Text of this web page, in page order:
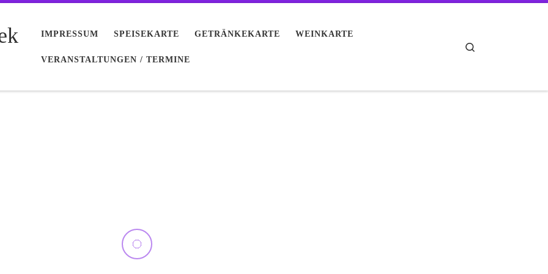
IMPRESSUM SPEISEKARTE GETRÄNKEKARTE WEINKARTE
VERANSTALTUNGEN / TERMINE